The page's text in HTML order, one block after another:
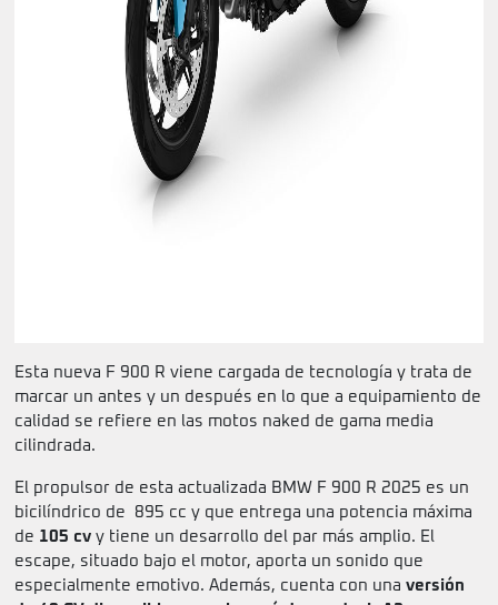
Esta nueva F 900 R viene cargada de tecnología y trata de
marcar un antes y un después en lo que a equipamiento de
calidad se refiere en las motos naked de gama media
cilindrada.
El propulsor de esta actualizada BMW F 900 R 2025 es un
bicilíndrico de 895 cc y que entrega una potencia máxima
de 105 cv y tiene un desarrollo del par más amplio. El
escape, situado bajo el motor, aporta un sonido que
especialmente emotivo. Además, cuenta con una versión